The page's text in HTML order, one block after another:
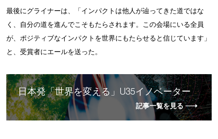
最後にグライナーは、「インパクトは他人が辿ってきた道ではな
く、自分の道を進んでこそもたらされます。この会場にいる全員
が、ポジティブなインパクトを世界にもたらせると信じています」
と、受賞者にエールを送った。
日本発「世界を変える」U35イノベーター
記事一覧を見る